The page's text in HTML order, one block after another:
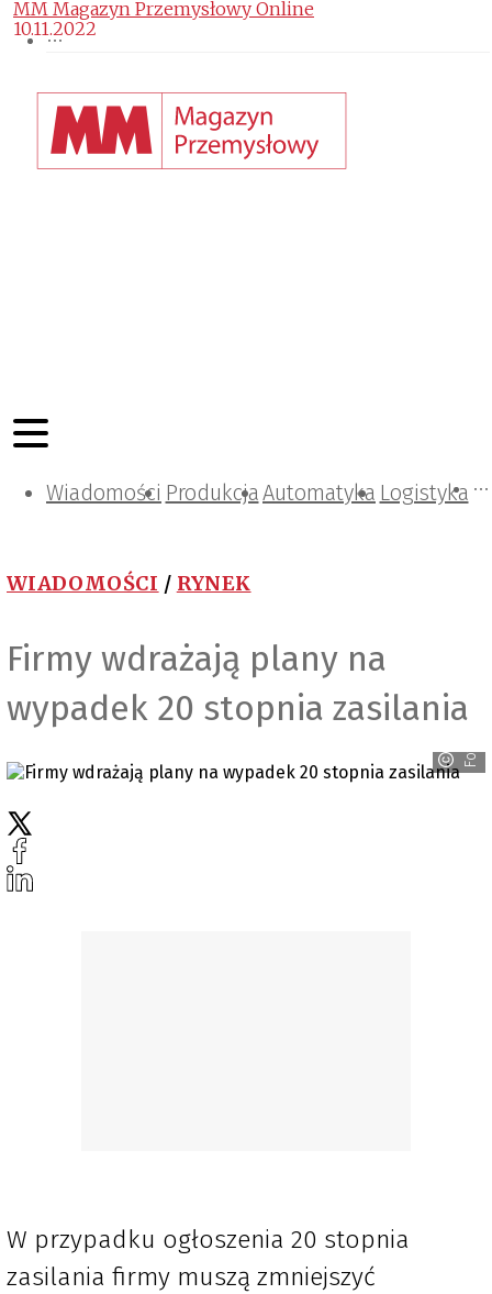
Wiadomości ProdukcjaAutomatyka Logistyka
Projektowanie i konstrukcje
Zarządzanie i IT
Tematy specjalne
WIADOMOŚCI / RYNEK
Firmy wdrażają plany na
wypadek 20 stopnia zasilania
Fotolia
MM Magazyn Przemysłowy Online
10.11.2022
W przypadku ogłoszenia 20 stopnia
zasilania firmy muszą zmniejszyć